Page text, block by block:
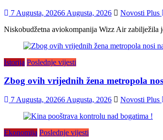
7 Augusta, 20266 Augusta, 2026 Novosti Plus
Niskobudžetna aviokompanija Wizz Air zabilježila
Istorija Poslednje vijesti
Zbog ovih vrijednih žena metropola
7 Augusta, 20266 Augusta, 2026 Novosti Plus
Ekonomija Poslednje vijesti